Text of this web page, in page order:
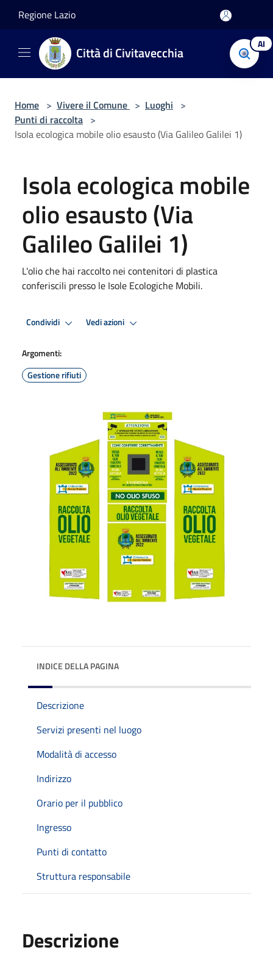
Regione Lazio
Città di Civitavecchia AI
Home > Vivere il Comune > Luoghi >
Punti di raccolta >
Isola ecologica mobile olio esausto (Via Galileo Galilei 1)
Isola ecologica mobile
olio esausto (Via
Galileo Galilei 1)
L'olio che hai raccolto nei contenitori di plastica
conferiscili presso le Isole Ecologiche Mobili.
Condividi Vedi azioni
Argomenti:
Gestione rifiuti
INDICE DELLA PAGINA
Descrizione
Servizi presenti nel luogo
Modalità di accesso
Indirizzo
Orario per il pubblico
Ingresso
Punti di contatto
Struttura responsabile
Descrizione